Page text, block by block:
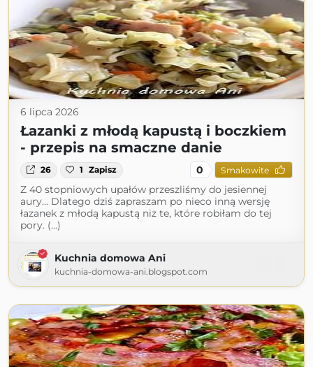
6 lipca 2026
Łazanki z młodą kapustą i boczkiem
- przepis na smaczne danie
26 1 Zapisz 0 Smakowite
Z 40 stopniowych upałów przeszliśmy do jesiennej
aury... Dlatego dziś zapraszam po nieco inną wersję
łazanek z młodą kapustą niż te, które robiłam do tej
pory. (...)
Kuchnia domowa Ani
kuchnia-domowa-ani.blogspot.com